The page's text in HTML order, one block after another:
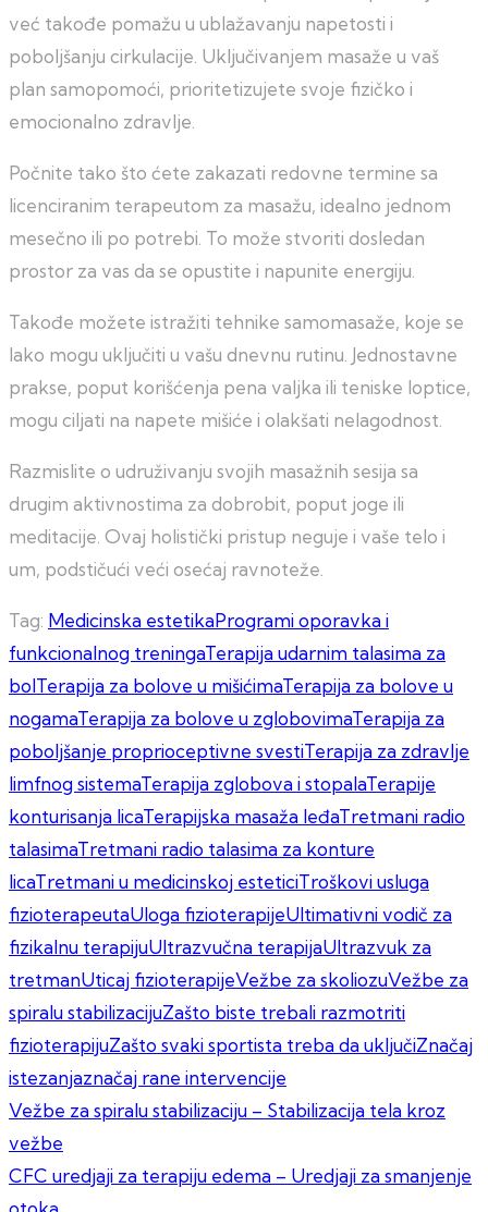
već takođe pomažu u ublažavanju napetosti i
poboljšanju cirkulacije. Uključivanjem masaže u vaš
plan samopomoći, prioritetizujete svoje fizičko i
emocionalno zdravlje.
Počnite tako što ćete zakazati redovne termine sa
licenciranim terapeutom za masažu, idealno jednom
mesečno ili po potrebi. To može stvoriti dosledan
prostor za vas da se opustite i napunite energiju.
Takođe možete istražiti tehnike samomasaže, koje se
lako mogu uključiti u vašu dnevnu rutinu. Jednostavne
prakse, poput korišćenja pena valjka ili teniske loptice,
mogu ciljati na napete mišiće i olakšati nelagodnost.
Razmislite o udruživanju svojih masažnih sesija sa
drugim aktivnostima za dobrobit, poput joge ili
meditacije. Ovaj holistički pristup neguje i vaše telo i
um, podstičući veći osećaj ravnoteže.
Tag: Medicinska estetikaProgrami oporavka i
funkcionalnog treningaTerapija udarnim talasima za
bolTerapija za bolove u mišićimaTerapija za bolove u
nogamaTerapija za bolove u zglobovimaTerapija za
poboljšanje proprioceptivne svestiTerapija za zdravlje
limfnog sistemaTerapija zglobova i stopalaTerapije
konturisanja licaTerapijska masaža leđaTretmani radio
talasimaTretmani radio talasima za konture
licaTretmani u medicinskoj esteticiTroškovi usluga
fizioterapeutaUloga fizioterapijeUltimativni vodič za
fizikalnu terapijuUltrazvučna terapijaUltrazvuk za
tretmanUticaj fizioterapijeVežbe za skoliozuVežbe za
spiralu stabilizacijuZašto biste trebali razmotriti
fizioterapijuZašto svaki sportista treba da uključiZnačaj
istezanjaznačaj rane intervencije
Kretanje
članka
Vežbe za spiralu stabilizaciju – Stabilizacija tela kroz
vežbe
CFC uredjaji za terapiju edema – Uredjaji za smanjenje